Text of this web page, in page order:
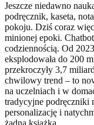
Jeszcze niedawno
podręcznik, kaseta,
pokoju. Dziś coraz
minionej epoki.
codziennością. Od
eksplodowała do 200
przekroczyły 3,7
chwilowy trend – to
na uczelniach i w
tradycyjne podręczniki
personalizację i